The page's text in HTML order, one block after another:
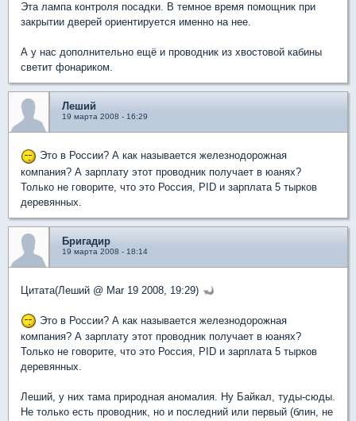
Эта лампа контроля посадки. В темное время помощник при
закрытии дверей ориентируется именно на нее.
А у нас дополнительно ещё и проводник из хвостовой кабины
светит фонариком.
Леший
19 марта 2008 - 16:29
Это в России? А как называется железнодорожная
компания? А зарплату этот проводник получает в юанях?
Только не говорите, что это Россия, PID и зарплата 5 тырков
деревянных.
Бригадир
19 марта 2008 - 18:14
Цитата(Леший @ Mar 19 2008, 19:29)
Это в России? А как называется железнодорожная
компания? А зарплату этот проводник получает в юанях?
Только не говорите, что это Россия, PID и зарплата 5 тырков
деревянных.
Леший, у них тама природная аномалия. Ну Байкал, туды-сюды.
Не только есть проводник, но и последний или первый (блин, не